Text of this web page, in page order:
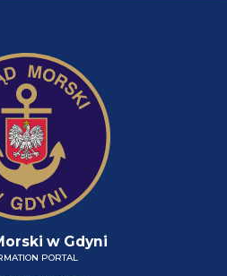
w Gdyni
PORTAL